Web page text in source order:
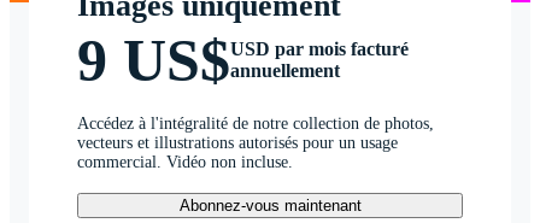
9 US$USD par mois facturé
annuellement
Accédez à l'intégralité de notre collection de photos,
vecteurs et illustrations autorisés pour un usage
commercial. Vidéo non incluse.
Abonnez-vous maintenant